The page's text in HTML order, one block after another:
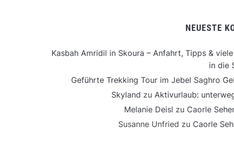
NEUESTE
Kasbah Amridil in Skoura – Anfahrt, Tipps &
in die
Geführte Trekking Tour im Jebel Saghro
Skyland zu Aktivurlaub:
Melanie Deisl zu Caorle
Susanne Unfried zu Caorle